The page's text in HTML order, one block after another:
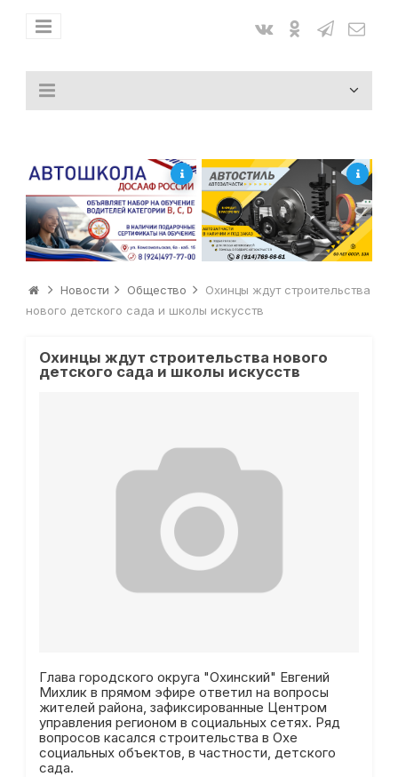
Новости Общество
Охинцы ждут строительства
нового детского сада и школы искусств
Охинцы ждут строительства нового
детского сада и школы искусств
Глава городского округа "Охинский" Евгений
Михлик в прямом эфире ответил на вопросы
жителей района, зафиксированные Центром
управления регионом в социальных сетях. Ряд
вопросов касался строительства в Охе
социальных объектов, в частности, детского
сада.